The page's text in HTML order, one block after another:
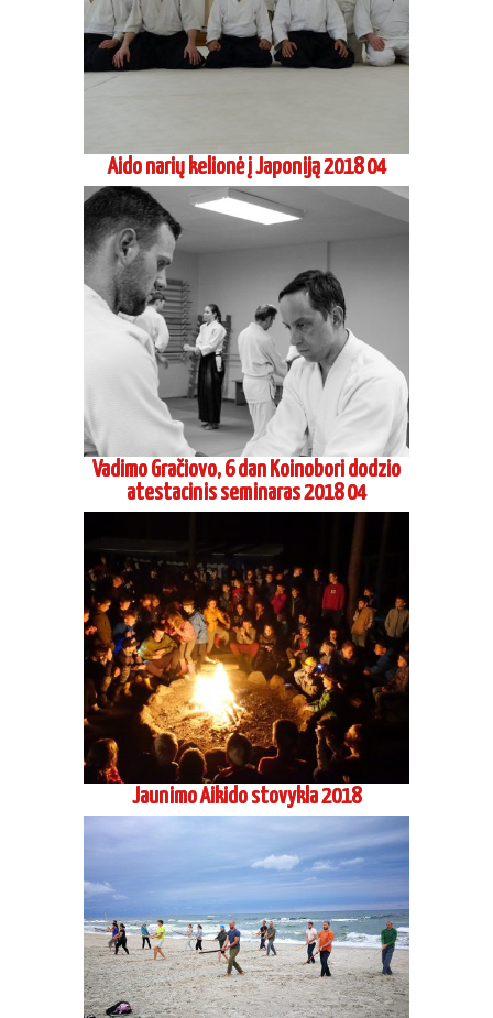
Aido narių kelionė į Japoniją 2018 04
Vadimo Gračiovo, 6 dan Koinobori dodzio
atestacinis seminaras 2018 04
Jaunimo Aikido stovykla 2018